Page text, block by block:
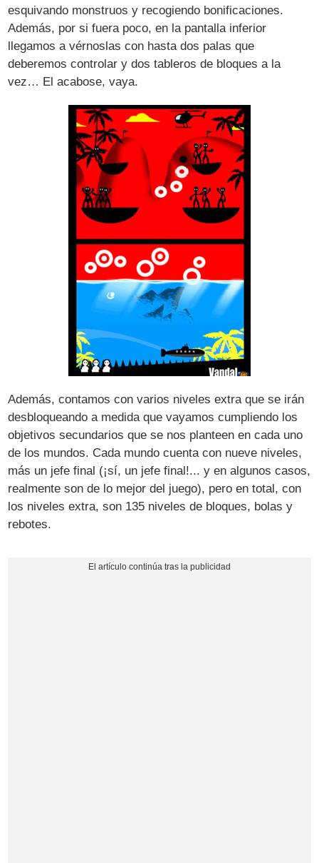
esquivando monstruos y recogiendo bonificaciones.
Además, por si fuera poco, en la pantalla inferior
llegamos a vérnoslas con hasta dos palas que
deberemos controlar y dos tableros de bloques a la
vez… El acabose, vaya.
Además, contamos con varios niveles extra que se irán
desbloqueando a medida que vayamos cumpliendo los
objetivos secundarios que se nos planteen en cada uno
de los mundos. Cada mundo cuenta con nueve niveles,
más un jefe final (¡sí, un jefe final!... y en algunos casos,
realmente son de lo mejor del juego), pero en total, con
los niveles extra, son 135 niveles de bloques, bolas y
rebotes.